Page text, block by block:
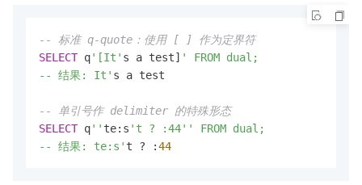
-- 标准 q-quote：使用 [ ] 作为定界符
SELECT q'[It' s a test] ' FROM dual;
-- 结果: It' s a test
-- 单引号作 delimiter 的特殊形态
SELECT q'' te:s 't ? :44'' FROM dual;
-- 结果: te:s' t ? :44